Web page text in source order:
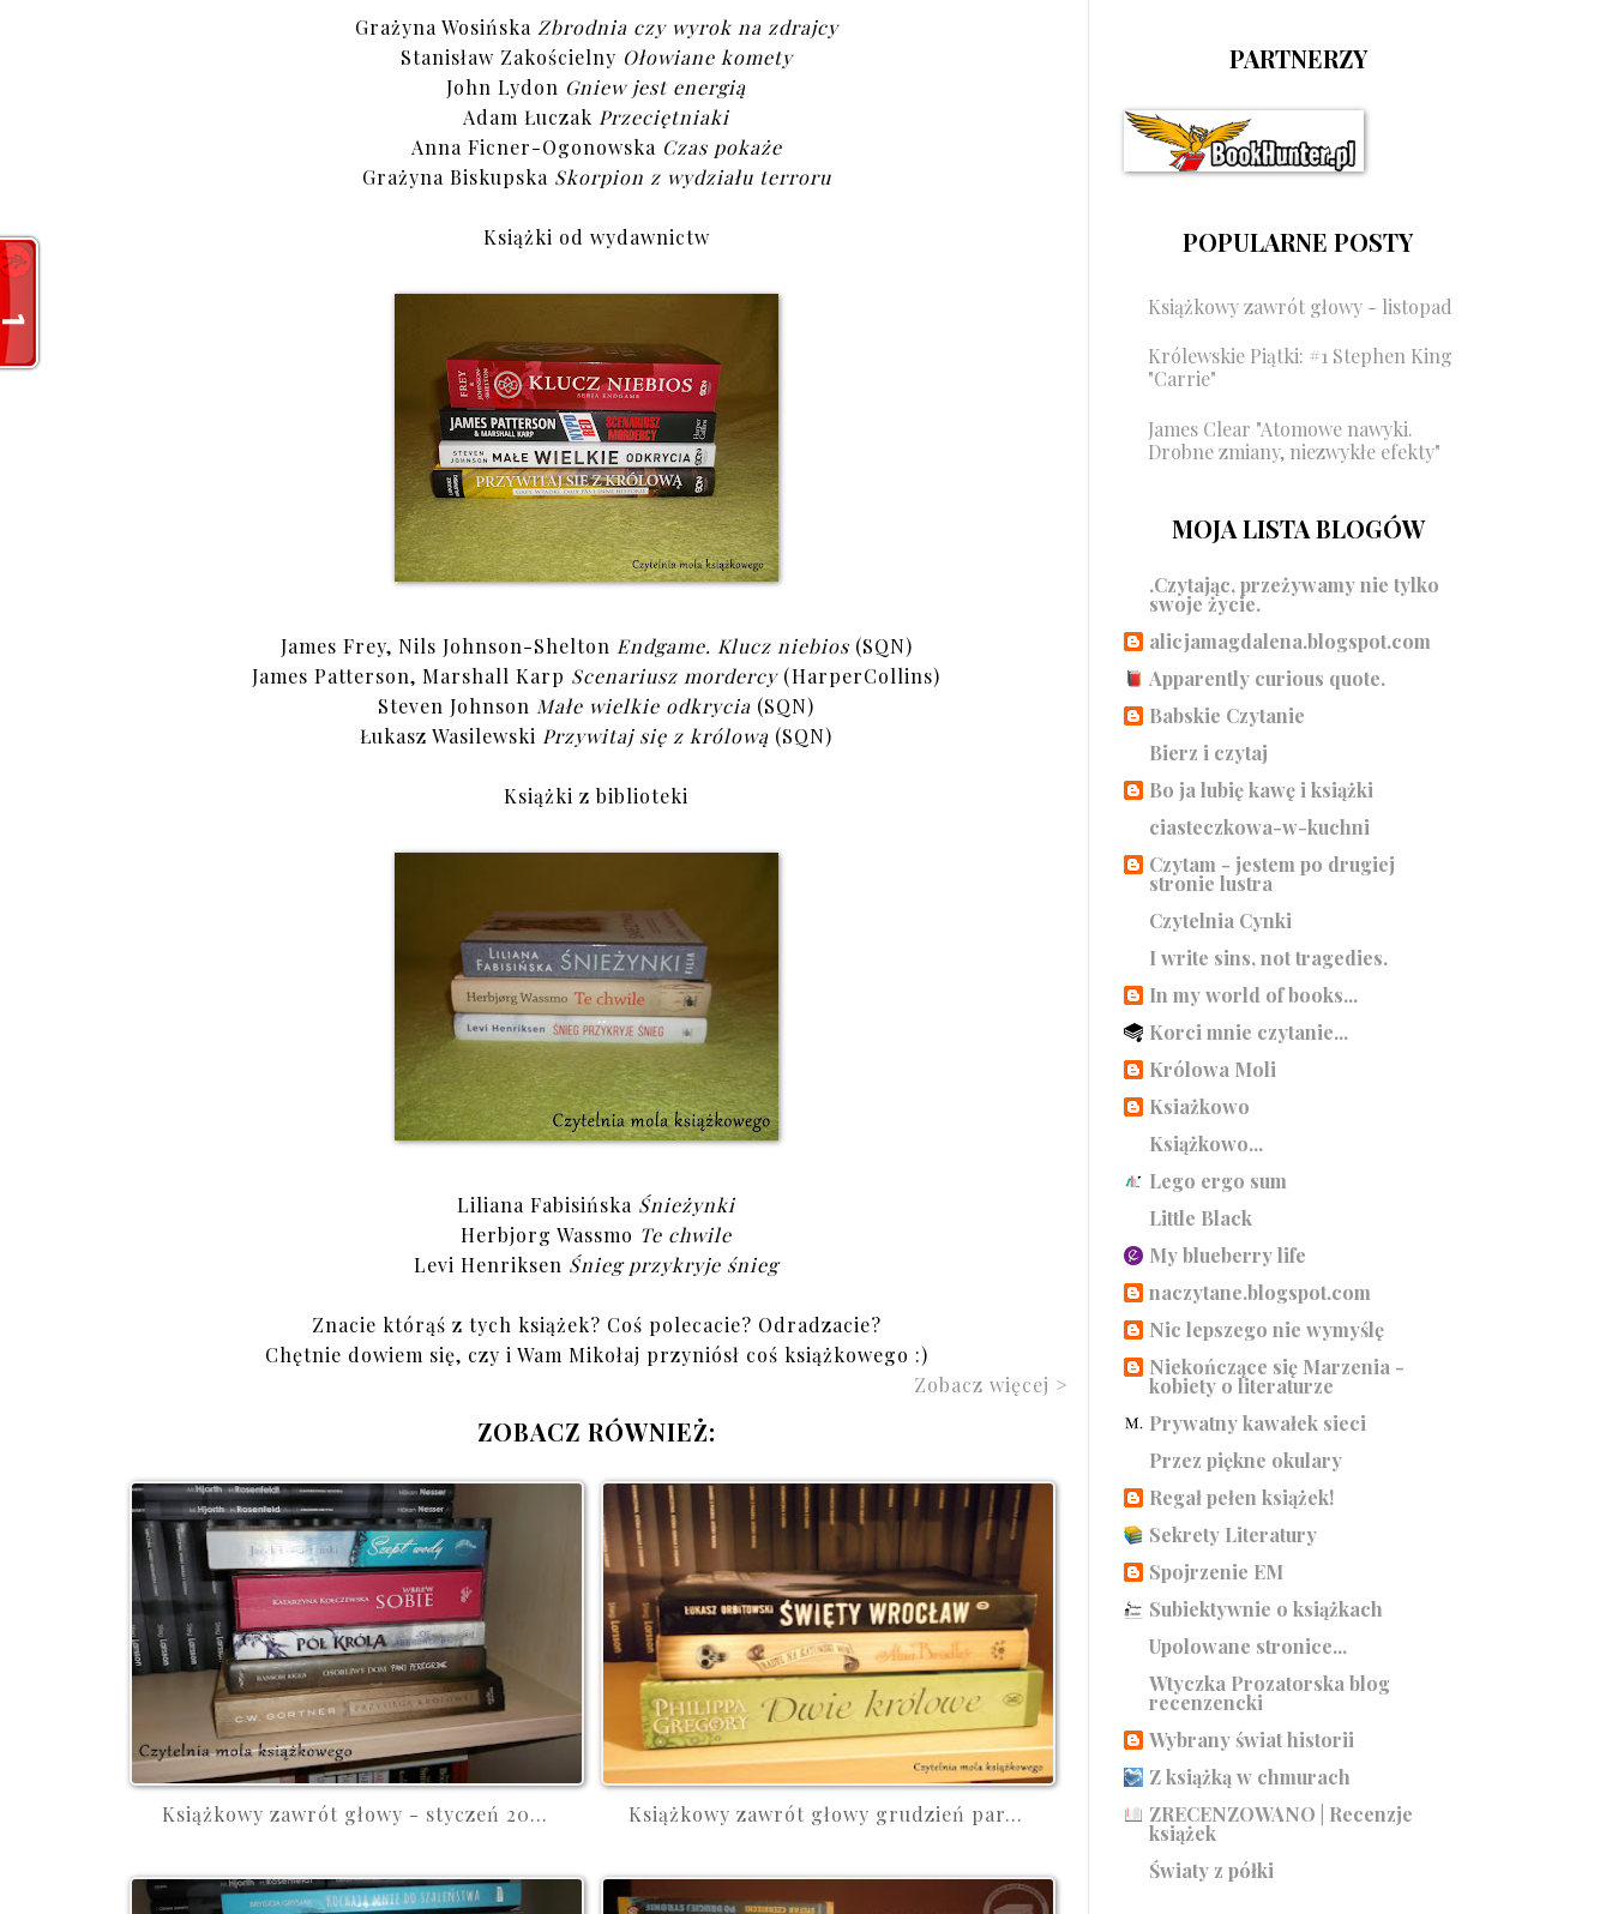
Grażyna Wosińska Zbrodnia czy wyrok na zdrajcy
Stanisław Zakościelny Ołowiane komety
John Lydon Gniew jest energią
Adam Łuczak Przeciętniaki
Anna Ficner-Ogonowska Czas pokaże
Grażyna Biskupska Skorpion z wydziału terroru
Książki od wydawnictw
James Frey, Nils Johnson-Shelton Endgame. Klucz niebios (SQN)
James Patterson, Marshall Karp Scenariusz mordercy (HarperCollins)
Steven Johnson Małe wielkie odkrycia (SQN)
Łukasz Wasilewski Przywitaj się z królową (SQN)
Książki z biblioteki
Liliana Fabisińska Śnieżynki
Herbjorg Wassmo Te chwile
Levi Henriksen Śnieg przykryje śnieg
Znacie którąś z tych książek? Coś polecacie? Odradzacie?
Chętnie dowiem się, czy i Wam Mikołaj przyniósł coś książkowego :)
Zobacz więcej >
ZOBACZ RÓWNIEŻ:
Książkowy zawrót głowy - styczeń 20... Książkowy zawrót głowy grudzień par...
PARTNERZY
POPULARNE POSTY
Książkowy zawrót głowy - listopad
Królewskie Piątki: #1 Stephen King
"Carrie"
James Clear "Atomowe nawyki.
Drobne zmiany, niezwykłe efekty"
MOJA LISTA BLOGÓW
.Czytając, przeżywamy nie tylko
swoje życie.
alicjamagdalena.blogspot.com
Apparently curious quote.
Babskie Czytanie
Bierz i czytaj
Bo ja lubię kawę i książki
ciasteczkowa-w-kuchni
Czytam - jestem po drugiej
stronie lustra
Czytelnia Cynki
I write sins, not tragedies.
In my world of books...
Korci mnie czytanie...
Królowa Moli
Ksiażkowo
Książkowo...
Lego ergo sum
Little Black
My blueberry life
naczytane.blogspot.com
Nic lepszego nie wymyślę
Niekończące się Marzenia -
kobiety o literaturze
Prywatny kawałek sieci
Przez piękne okulary
Regał pełen książek!
Sekrety Literatury
Spojrzenie EM
Subiektywnie o książkach
Upolowane stronice...
Wtyczka Prozatorska blog
recenzencki
Wybrany świat historii
Z książką w chmurach
ZRECENZOWANO | Recenzje
książek
Światy z półki